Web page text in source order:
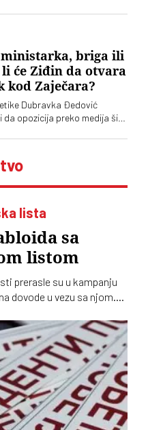
briga ili
će Ziđin da otvara
kod Zaječara?
Dubravka Đedović
opozicija preko medija širi
lista
sa
listom
prerasle su u kampanju
dovode u vezu sa njom.
optužbama